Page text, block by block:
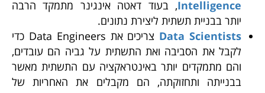
Intelligence, בעוד דאטה אינגינר מתמקד הרבה
יותר בבניית תשתית ליצירת נתונים.
Data Scientists
צריכים את Data Engineers כדי
לקבל את הסביבה ואת התשתית על גביה הם עובדים,
והם מתמקדים יותר באינטראקציה עם התשתית מאשר
בבנייתה ותחזוקתה, הם מקבלים את האחריות של